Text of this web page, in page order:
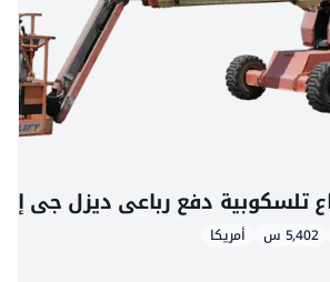
5,402 س أمريكا